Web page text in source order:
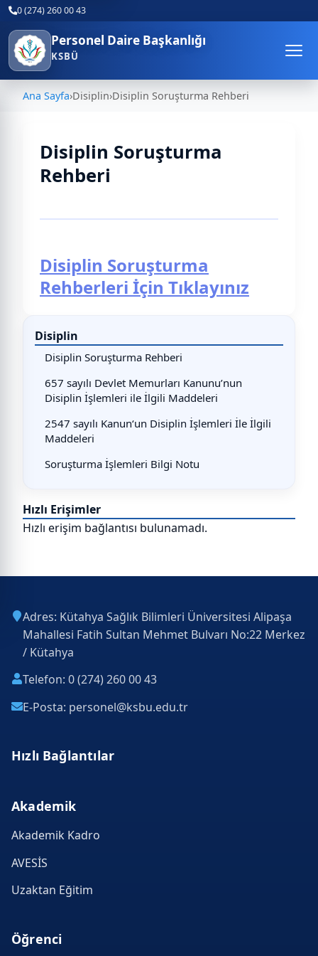
0 (274) 260 00 43
Personel Daire Başkanlığı
KSBÜ
Ana Sayfa›Disiplin›Disiplin Soruşturma Rehberi
Disiplin Soruşturma
Rehberi
Disiplin Soruşturma
Rehberleri İçin Tıklayınız
Disiplin
Disiplin Soruşturma Rehberi
657 sayılı Devlet Memurları Kanunu’nun
Disiplin İşlemleri ile İlgili Maddeleri
2547 sayılı Kanun‘un Disiplin İşlemleri İle İlgili
Maddeleri
Soruşturma İşlemleri Bilgi Notu
Hızlı Erişimler
Hızlı erişim bağlantısı bulunamadı.
Adres: Kütahya Sağlık Bilimleri Üniversitesi Alipaşa
Mahallesi Fatih Sultan Mehmet Bulvarı No:22 Merkez
/ Kütahya
Telefon: 0 (274) 260 00 43
E-Posta: personel@ksbu.edu.tr
Hızlı Bağlantılar
Akademik
Akademik Kadro
AVESİS
Uzaktan Eğitim
Öğrenci